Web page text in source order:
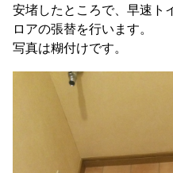
安堵したところで、早速ト
ロアの張替を行います。
写真は糊付けです。